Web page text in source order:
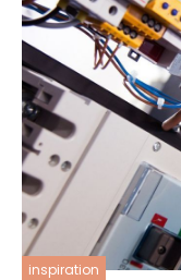
inspiration